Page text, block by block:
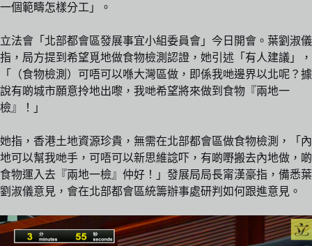
一個範疇怎樣分工」。
立法會「北部都會區發展事宜小組委員會」今日開會。葉劉淑儀
指，局方提到希望覓地做食物檢測認證，她引述「有人建議」，
「（食物檢測）可唔可以喺大灣區做，即係我哋邊界以北呢？據
說有啲城市願意拎地出嚟，我哋希望將來做到食物『兩地一
檢』！」
她指，香港土地資源珍貴，無需在北部都會區做食物檢測，「內
地可以幫我哋手，可唔可以新思維諗吓，有啲嘢搬去內地做，啲
食物運入去『兩地一檢』仲好！」發展局局長甯漢豪指，備悉葉
劉淑儀意見，會在北部都會區統籌辦事處研判如何跟進意見。